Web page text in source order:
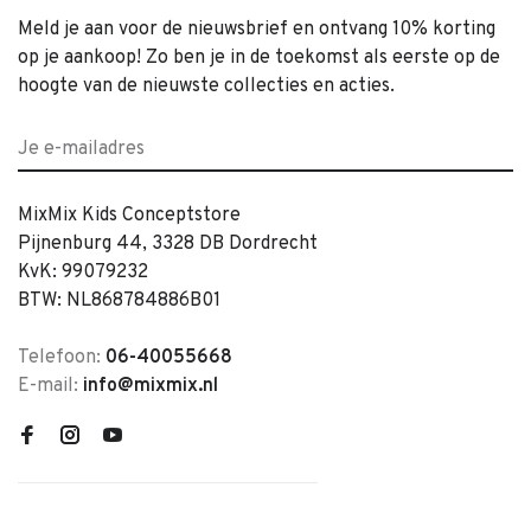
Meld je aan voor de nieuwsbrief en ontvang 10% korting
op je aankoop! Zo ben je in de toekomst als eerste op de
hoogte van de nieuwste collecties en acties.
MixMix Kids Conceptstore
Pijnenburg 44, 3328 DB Dordrecht
KvK: 99079232
BTW: NL868784886B01
Telefoon: 06-40055668
E-mail: info@mixmix.nl